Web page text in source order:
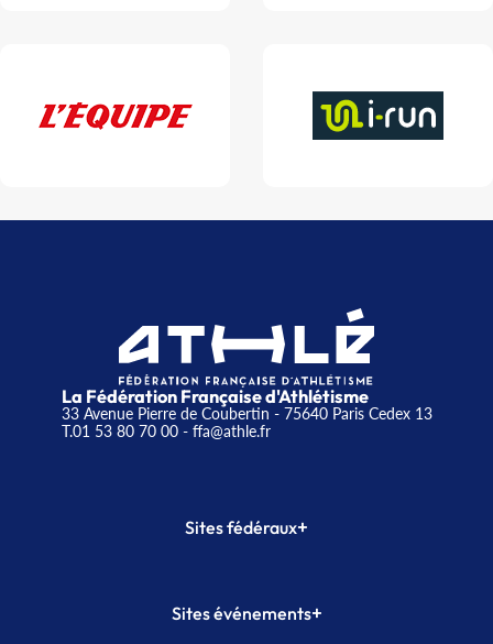
La Fédération Française d'Athlétisme
33 Avenue Pierre de Coubertin - 75640 Paris Cedex 13
T.01 53 80 70 00- ffa@athle.fr
Sites fédéraux+
Plateforme Formation
Sites événements+